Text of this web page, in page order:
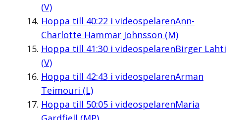
(V)
Hoppa till 40:22 i videospelarenAnn-
Charlotte Hammar Johnsson (M)
Hoppa till 41:30i videospelarenBirger Lahti
(V)
Hoppa till 42:43 i videospelarenArman
Teimouri (L)
Hoppa till 50:05i videospelarenMaria